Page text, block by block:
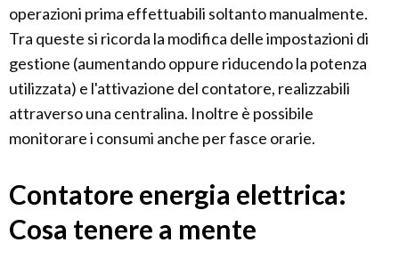
operazioni prima effettuabili soltanto manualmente.
Tra queste si ricorda la modifica delle impostazioni di
gestione (aumentando oppure riducendo la potenza
utilizzata) e l'attivazione del contatore, realizzabili
attraverso una centralina. Inoltre è possibile
monitorare i consumi anche per fasce orarie.
Contatore energia elettrica:
Cosa tenere a mente